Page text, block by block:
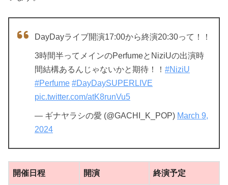
DayDayライブ開演17:00から終演20:30って！！
3時間半ってメインのPerfumeとNiziUの出演時
間結構あるんじゃないかと期待！！ #NiziU
#Perfume #DayDaySUPERLIVE
pic.twitter.com/atK8runVu5
— ギナヤラシの愛 (@GACHI_K_POP) March 9,
2024
開催日程 開演 終演予定